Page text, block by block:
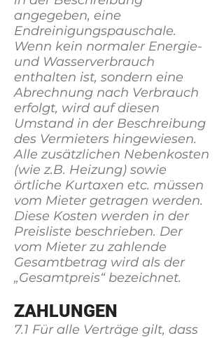
angegeben, eine
Endreinigungspauschale.
Wenn kein normaler Energie-
und Wasserverbrauch
enthalten ist, sondern eine
Abrechnung nach Verbrauch
erfolgt, wird auf diesen
Umstand in der Beschreibung
des Vermieters hingewiesen.
Alle zusätzlichen Nebenkosten
(wie z.B. Heizung) sowie
örtliche Kurtaxen etc. müssen
vom Mieter getragen werden.
Diese Kosten werden in der
Preisliste beschrieben. Der
vom Mieter zu zahlende
Gesamtbetrag wird als der
„Gesamtpreis“ bezeichnet.
ZAHLUNGEN
7.1 Für alle Verträge gilt, dass